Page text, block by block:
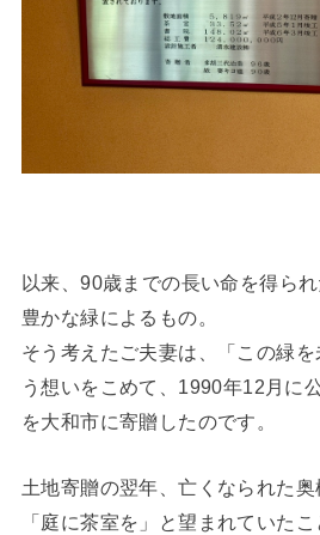
以来、90歳までの長い命を得ら
豊かな緑によるもの。
そう考えたご夫妻は、「この緑
う想いをこめて、1990年12月に
を大和市に寄贈したのです。
土地寄贈の翌年、亡くなられた
「庭に茶室を」と望まれていた